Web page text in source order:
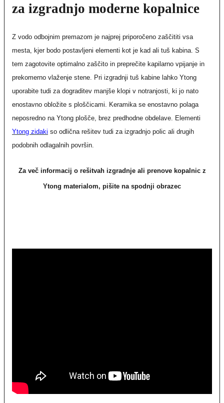
za izgradnjo moderne kopalnice
Z vodo odbojnim premazom je najprej priporočeno zaščititi vsa
mesta, kjer bodo postavljeni elementi kot je kad ali tuš kabina. S
tem zagotovite optimalno zaščito in preprečite kapilarno vpijanje in
prekomerno vlaženje stene. Pri izgradnji tuš kabine lahko Ytong
uporabite tudi za dograditev manjše klopi v notranjosti, ki jo nato
enostavno obložite s ploščicami. Keramika se enostavno polaga
neposredno na Ytong plošče, brez predhodne obdelave. Elementi
Ytong zidaki so odlična rešitev tudi za izgradnjo polic ali drugih
podobnih odlagalnih površin.
Za več informacij o rešitvah izgradnje ali prenove kopalnic z
Ytong materialom, pišite na spodnji obrazec